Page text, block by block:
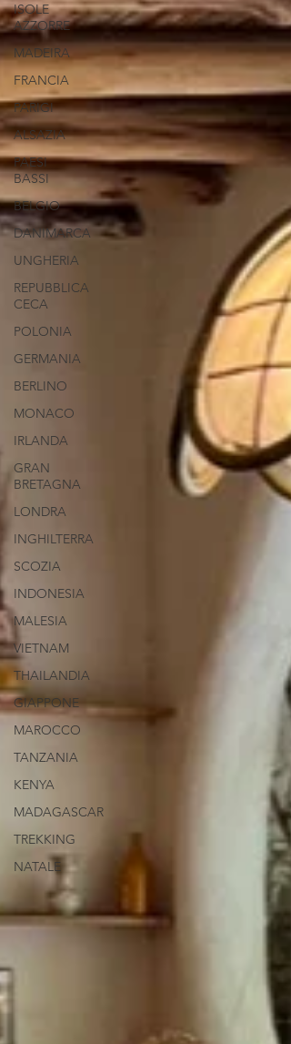
ISOLE
AZZORRE
MADEIRA
FRANCIA
PARIGI
ALSAZIA
PAESI
BASSI
BELGIO
DANIMARCA
UNGHERIA
REPUBBLICA
CECA
POLONIA
GERMANIA
BERLINO
MONACO
IRLANDA
GRAN
BRETAGNA
LONDRA
INGHILTERRA
SCOZIA
INDONESIA
MALESIA
VIETNAM
THAILANDIA
GIAPPONE
MAROCCO
TANZANIA
KENYA
MADAGASCAR
TREKKING
NATALE